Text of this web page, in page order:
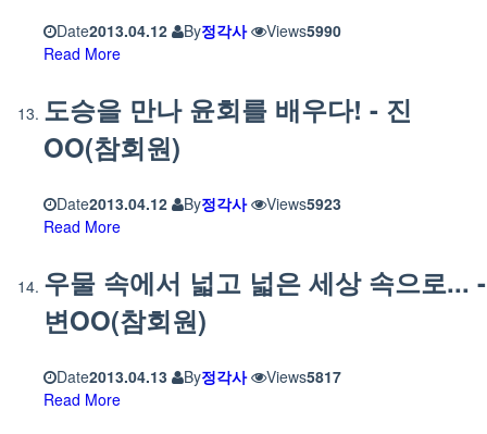
Date2013.04.12 By정각사 Views5990
Read More
도승을 만나 윤회를 배우다! - 진
OO(참회원)
Date2013.04.12 By정각사 Views5923
Read More
우물 속에서 넓고 넓은 세상 속으로... -
변OO(참회원)
Date2013.04.13 By정각사 Views5817
Read More